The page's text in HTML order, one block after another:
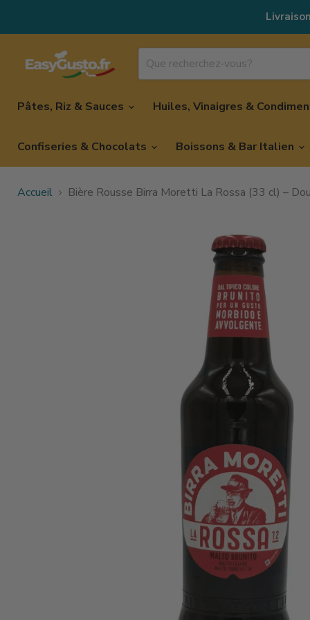
Pâtes, Riz & Sauces Huiles, Vinaigres &
Confiseries & Chocolats Boissons & Bar Italien
Accueil Bière Rousse Birra Moretti La Rossa (33 cl) –